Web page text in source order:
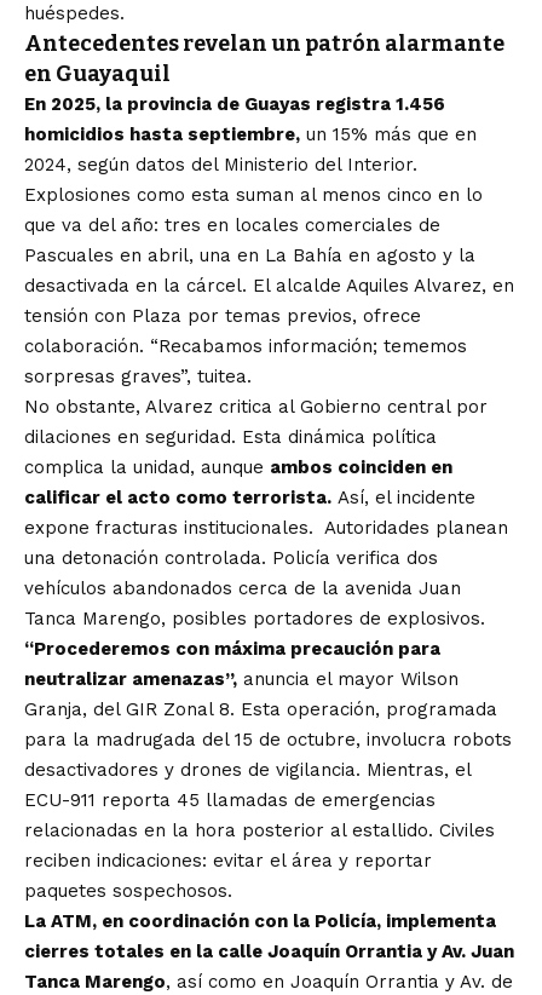
huéspedes.
Antecedentes revelan un patrón alarmante
en Guayaquil
En 2025, la provincia de Guayas registra 1.456
homicidios hasta septiembre, un 15% más que en
2024, según datos del Ministerio del Interior.
Explosiones como esta suman al menos cinco en lo
que va del año: tres en locales comerciales de
Pascuales en abril, una en La Bahía en agosto y la
desactivada en la cárcel. El alcalde Aquiles Alvarez, en
tensión con Plaza por temas previos, ofrece
colaboración. “Recabamos información; tememos
sorpresas graves”, tuitea.
No obstante, Alvarez critica al Gobierno central por
dilaciones en seguridad. Esta dinámica política
complica la unidad, aunque ambos coinciden en
calificar el acto como terrorista. Así, el incidente
expone fracturas institucionales. Autoridades planean
una detonación controlada. Policía verifica dos
vehículos abandonados cerca de la avenida Juan
Tanca Marengo, posibles portadores de explosivos.
“Procederemos con máxima precaución para
neutralizar amenazas”, anuncia el mayor Wilson
Granja, del GIR Zonal 8. Esta operación, programada
para la madrugada del 15 de octubre, involucra robots
desactivadores y drones de vigilancia. Mientras, el
ECU-911 reporta 45 llamadas de emergencias
relacionadas en la hora posterior al estallido. Civiles
reciben indicaciones: evitar el área y reportar
paquetes sospechosos.
La ATM, en coordinación con la Policía, implementa
cierres totales en la calle Joaquín Orrantia y Av. Juan
Tanca Marengo, así como en Joaquín Orrantia y Av. de